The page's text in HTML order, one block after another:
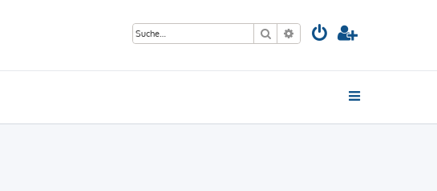
Suche Erweiterte Suche